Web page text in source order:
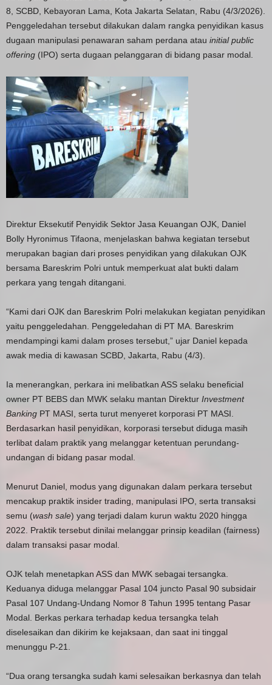
8, SCBD, Kebayoran Lama, Kota Jakarta Selatan, Rabu (4/3/2026).
Penggeledahan tersebut dilakukan dalam rangka penyidikan kasus
dugaan manipulasi penawaran saham perdana atau initial public
offering (IPO) serta dugaan pelanggaran di bidang pasar modal.
Direktur Eksekutif Penyidik Sektor Jasa Keuangan OJK, Daniel
Bolly Hyronimus Tifaona, menjelaskan bahwa kegiatan tersebut
merupakan bagian dari proses penyidikan yang dilakukan OJK
bersama Bareskrim Polri untuk memperkuat alat bukti dalam
perkara yang tengah ditangani.
“Kami dari OJK dan Bareskrim Polri melakukan kegiatan penyidikan
yaitu penggeledahan. Penggeledahan di PT MA. Bareskrim
mendampingi kami dalam proses tersebut,” ujar Daniel kepada
awak media di kawasan SCBD, Jakarta, Rabu (4/3).
Ia menerangkan, perkara ini melibatkan ASS selaku beneficial
owner PT BEBS dan MWK selaku mantan Direktur Investment
Banking PT MASI, serta turut menyeret korporasi PT MASI.
Berdasarkan hasil penyidikan, korporasi tersebut diduga masih
terlibat dalam praktik yang melanggar ketentuan perundang-
undangan di bidang pasar modal.
Menurut Daniel, modus yang digunakan dalam perkara tersebut
mencakup praktik insider trading, manipulasi IPO, serta transaksi
semu (wash sale) yang terjadi dalam kurun waktu 2020 hingga
2022. Praktik tersebut dinilai melanggar prinsip keadilan (fairness)
dalam transaksi pasar modal.
OJK telah menetapkan ASS dan MWK sebagai tersangka.
Keduanya diduga melanggar Pasal 104 juncto Pasal 90 subsidair
Pasal 107 Undang-Undang Nomor 8 Tahun 1995 tentang Pasar
Modal. Berkas perkara terhadap kedua tersangka telah
diselesaikan dan dikirim ke kejaksaan, dan saat ini tinggal
menunggu P-21.
“Dua orang tersangka sudah kami selesaikan berkasnya dan telah